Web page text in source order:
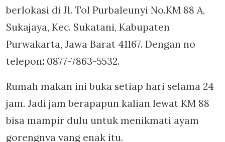
berlokasi di Jl. Tol Purbaleunyi No.KM 88 A,
Sukajaya, Kec. Sukatani, Kabupaten
Purwakarta, Jawa Barat 41167. Dengan no
telepon: 0877-7863-5532.
Rumah makan ini buka setiap hari selama 24
jam. Jadi jam berapapun kalian lewat KM 88
bisa mampir dulu untuk menikmati ayam
gorengnya yang enak itu.